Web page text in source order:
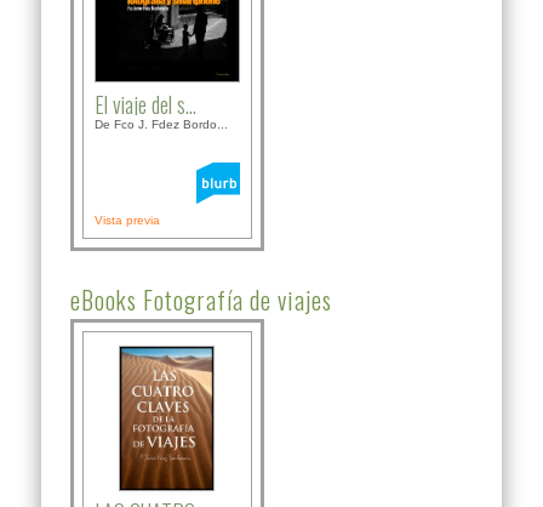
El viaje del s...
De Fco J. Fdez Bordo...
Vista previa
eBooks Fotografía de viajes